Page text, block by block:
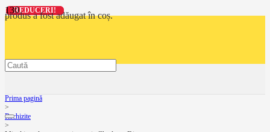
produsa fost adăugat în coș.
Prima pagină
>
Rechizite
>
REDUCERI!
REDUCERI!
REDUCERI!
REDUCERI!